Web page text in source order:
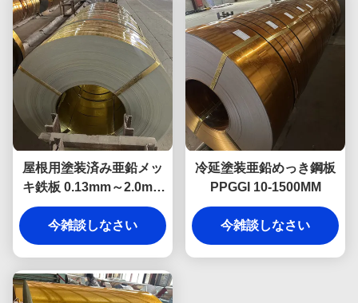
屋根用塗装済み亜鉛メッ
キ鉄板 0.13mm～2.0mm
厚
今雑談しなさい
冷延塗装亜鉛めっき鋼板
PPGGI 10-1500MM
今雑談しなさい